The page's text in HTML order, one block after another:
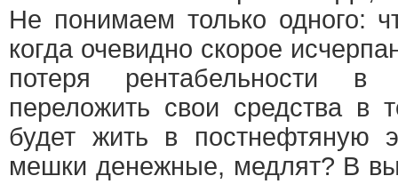
Не понимаем только одного:
когда очевидно скорое
потеря рентабельности
переложить свои средства в
будет жить в постнефтяную
мешки денежные, медлят? В